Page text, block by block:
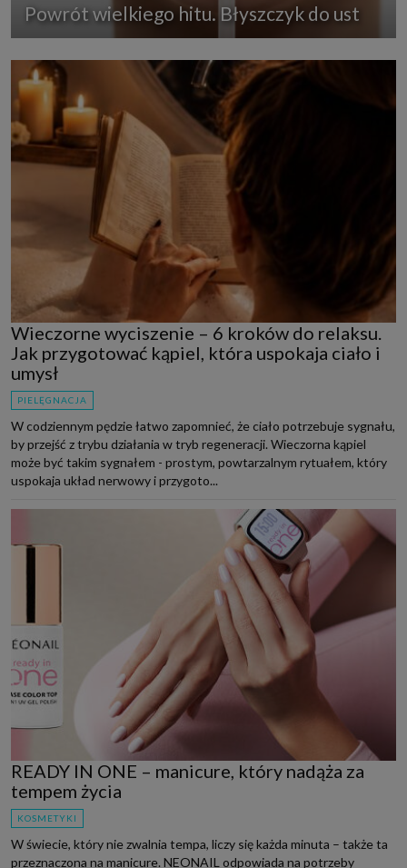
Powrót wielkiego hitu. Błyszczyk do ust
Wieczorne wyciszenie – 6 kroków do relaksu.
Jak przygotować kąpiel, która uspokaja ciało i
umysł
PIELĘGNACJA
W codziennym pędzie łatwo zapomnieć, że ciało potrzebuje sygnału,
by przejść z trybu działania w tryb regeneracji. Wieczorna kąpiel
może być takim sygnałem - prostym, powtarzalnym rytuałem, który
uspokaja układ nerwowy i przygoto...
READY IN ONE – manicure, który nadąża za
tempem życia
KOSMETYKI
W świecie, który nie zwalnia tempa, liczy się każda minuta – także ta
przeznaczona na manicure. NEONAIL odpowiada na potrzeby